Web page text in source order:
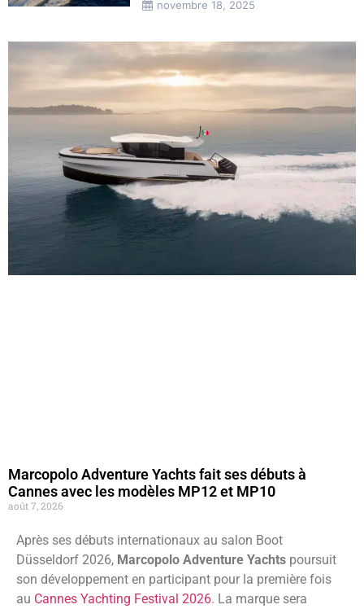
novembre 18, 2025
Marcopolo Adventure Yachts fait ses débuts à
Cannes avec les modèles MP12 et MP10
août 7, 2026
Après ses débuts internationaux au salon Boot
Düsseldorf 2026, Marcopolo Adventure Yachts poursuit
son développement en participant pour la première fois
au Cannes Yachting Festival 2026. La marque sera